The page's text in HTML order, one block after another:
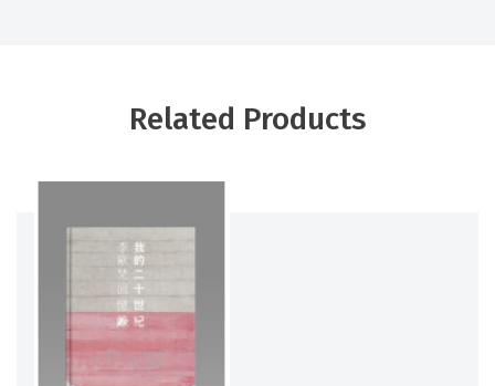
Related Products